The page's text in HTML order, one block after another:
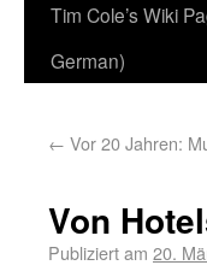
Tim Cole’s Wiki
German)
← Vor 20 Jahren:
Von
Publiziert am 20.